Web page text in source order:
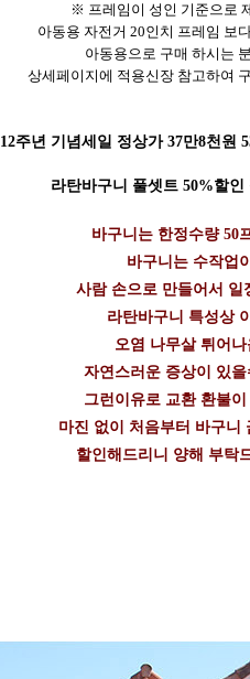
※ 프레임이 성인 기준으로
아동용 자전거 20인치 프레임 보
아동용으로 구매 하시는
상세페이지에 적용신장 참고하여
12주년 기념세일 정상가 37만8천원
라탄바구니 풀셋트 50%할인
바구니는 한정수량 50
바구니는 수작업
사람 손으로 만들어서 일
라탄바구니 특성상
오염 나무살 튀어
자연스러운 증상이 있을
그런이유로 교환 환불이
마진 없이 처음부터 바구니
할인해드리니 양해 부탁